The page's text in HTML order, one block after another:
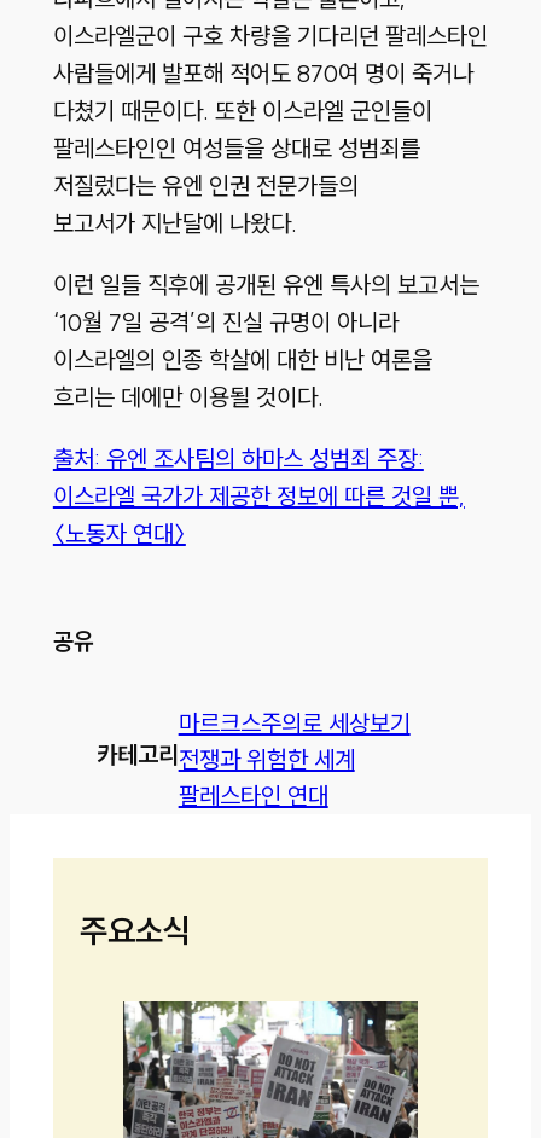
이스라엘군이 구호 차량을 기다리던 팔레스타인
사람들에게 발포해 적어도 870여 명이 죽거나
다쳤기 때문이다. 또한 이스라엘 군인들이
팔레스타인인 여성들을 상대로 성범죄를
저질렀다는 유엔 인권 전문가들의
보고서가 지난달에 나왔다.
이런 일들 직후에 공개된 유엔 특사의 보고서는
‘10월 7일 공격’의 진실 규명이 아니라
이스라엘의 인종 학살에 대한 비난 여론을
흐리는 데에만 이용될 것이다.
출처: 유엔 조사팀의 하마스 성범죄 주장:
이스라엘 국가가 제공한 정보에 따른 것일 뿐,
〈노동자 연대〉
공유
카테고리
마르크스주의로 세상보기
전쟁과 위험한 세계
팔레스타인 연대
주요소식